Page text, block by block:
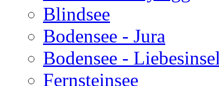
Blindsee
Bodensee - Jura
Bodensee -
Fernsteinsee